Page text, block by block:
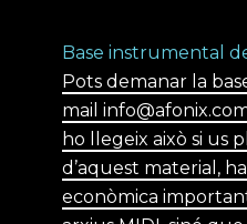
Base instrumental
Pots demanar la
mail
ho llegeix això si us
d’aquest material,
econòmica